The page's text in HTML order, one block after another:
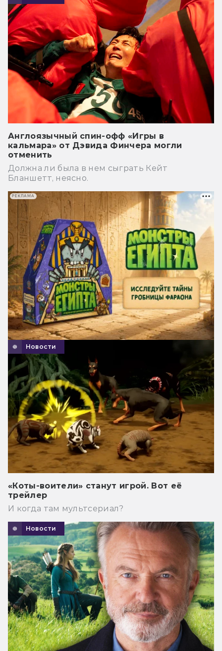
Англоязычный спин-офф «Игры в
кальмара» от Дэвида Финчера могли
отменить
Должна ли была в нем сыграть Кейт
Бланшетт, неясно.
Новости
«Коты-воители» станут игрой. Вот её
трейлер
И когда там мультсериал?
Новости
РЕКЛАМА